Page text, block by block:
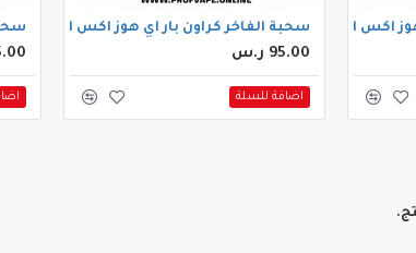
(60000 سحبة) توت ايسسحبة الفاخر كراون بار اي هوز اكس الجاهزة (60000 سحبة) توت مشكل
95.00 ر.س
اضافة للسلة
سحبة